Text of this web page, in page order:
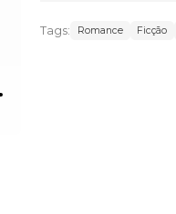
Tags: Romance Ficção